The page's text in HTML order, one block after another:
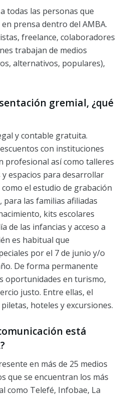
todas las personas que
prensa dentro del AMBA.
freelance, colaboradores
trabajan de medios
alternativos, populares),
gremial, ¿qué
y contable gratuita.
con instituciones
profesional así como talleres
espacios para desarrollar
el estudio de grabación
para las familias afiliadas
kits escolares
de las infancias y acceso a
es habitual que
por el 7 de junio y/o
De forma permanente
oportunidades en turismo,
justo. Entre ellas, el
hoteles y excursiones.
está
en más de 25 medios
que se encuentran los más
como Telefé, Infobae, La